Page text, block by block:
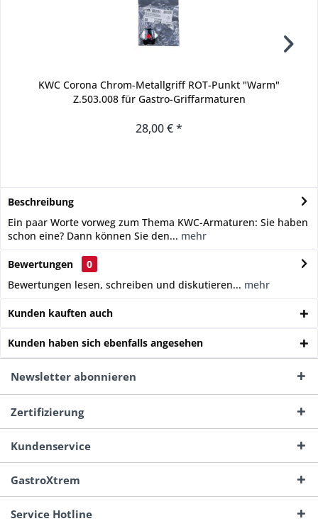
KWC Corona Chrom-Metallgriff ROT-Punkt "Warm"
Z.503.008 für Gastro-Griffarmaturen
28,00 € *
Beschreibung
Ein paar Worte vorweg zum Thema KWC-Armaturen: Sie haben
schon eine? Dann können Sie den... mehr
Bewertungen
0
Bewertungen lesen, schreiben und diskutieren... mehr
Kunden kauften auch
Kunden haben sich ebenfalls angesehen
Newsletter abonnieren
Zertifizierung
Kundenservice
GastroXtrem
Service Hotline